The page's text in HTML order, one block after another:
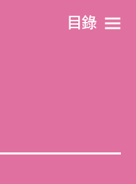
目​錄